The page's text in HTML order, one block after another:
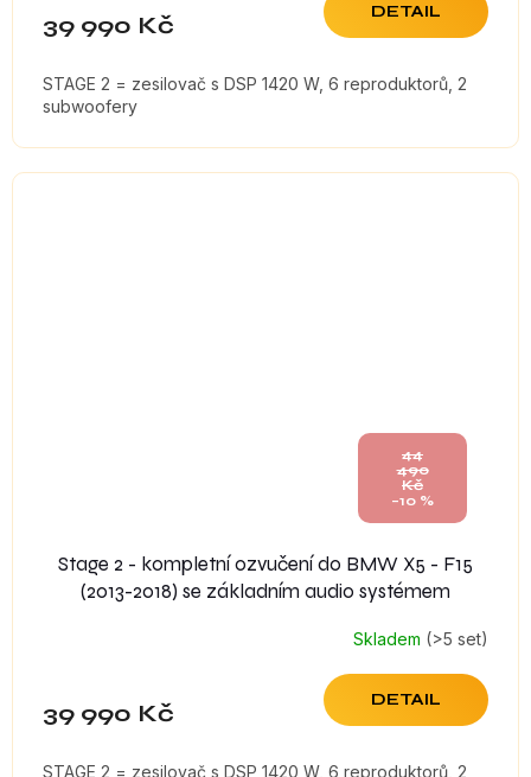
39 990 Kč DETAIL
STAGE 2 = zesilovač s DSP 1420 W, 6 reproduktorů, 2
subwoofery
44
490
Kč
–10 %
Stage 2 - kompletní ozvučení do BMW X5 - F15
(2013-2018) se základním audio systémem
Skladem (>5 set)
39 990 Kč DETAIL
STAGE 2 = zesilovač s DSP 1420 W, 6 reproduktorů, 2